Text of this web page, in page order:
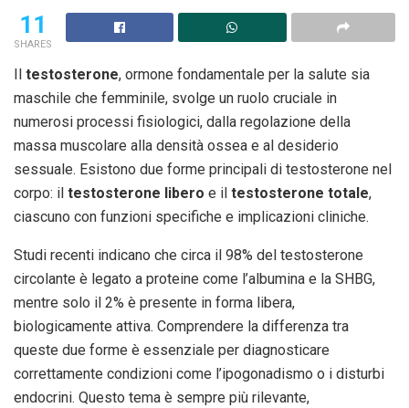
11
SHARES
Il testosterone, ormone fondamentale per la salute sia
maschile che femminile, svolge un ruolo cruciale in
numerosi processi fisiologici, dalla regolazione della
massa muscolare alla densità ossea e al desiderio
sessuale. Esistono due forme principali di testosterone nel
corpo: il testosterone libero e il testosterone totale,
ciascuno con funzioni specifiche e implicazioni cliniche.
Studi recenti indicano che circa il 98% del testosterone
circolante è legato a proteine come l’albumina e la SHBG,
mentre solo il 2% è presente in forma libera,
biologicamente attiva. Comprendere la differenza tra
queste due forme è essenziale per diagnosticare
correttamente condizioni come l’ipogonadismo o i disturbi
endocrini. Questo tema è sempre più rilevante,